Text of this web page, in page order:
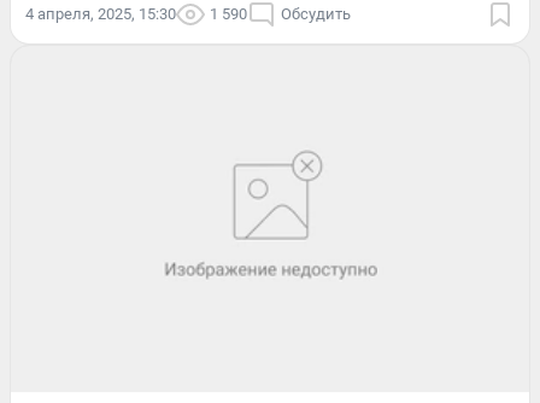
4 апреля, 2025, 15:30 1 590 Обсудить